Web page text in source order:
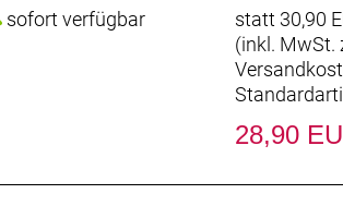
sofort verfügbar statt 30,90
(inkl. MwSt.
28,90